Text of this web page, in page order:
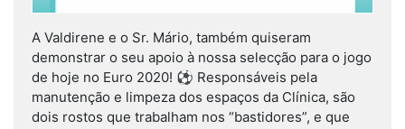
A Valdirene e o Sr. Mário, também quiseram
demonstrar o seu apoio à nossa selecção para o jogo
de hoje no Euro 2020! ⚽ Responsáveis pela
manutenção e limpeza dos espaços da Clínica, são
dois rostos que trabalham nos “bastidores”, e que